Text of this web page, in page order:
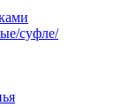
суфле/